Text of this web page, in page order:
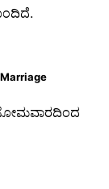
ಸೋಮವಾರದಿಂದ